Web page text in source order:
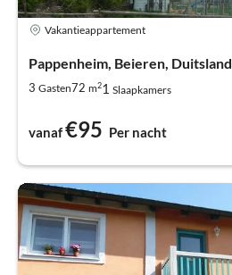
Vakantieappartement
Pappenheim, Beieren, Duitsland
3 Gasten72 m21 Slaapkamers
vanaf€95 Per nacht